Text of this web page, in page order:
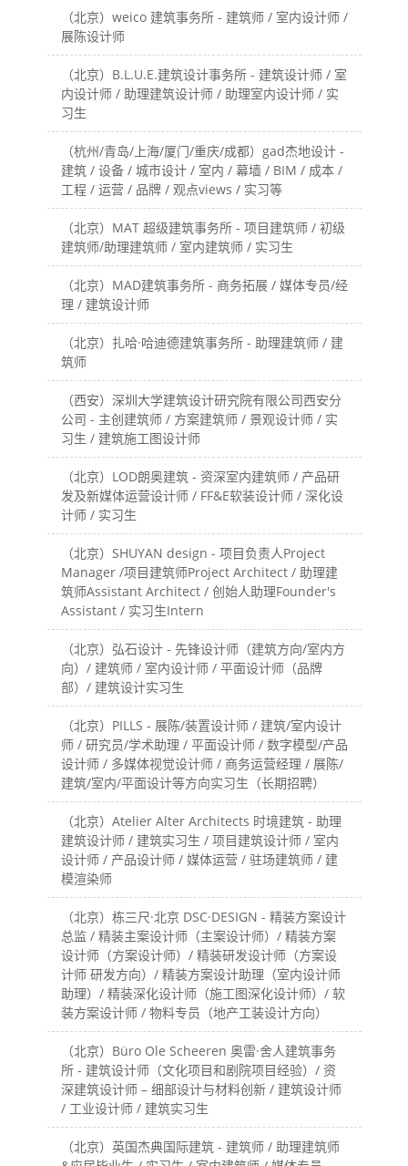
（北京）weico 建筑事务所 - 建筑师 / 室内设计师 /
展陈设计师
（北京）B.L.U.E.建筑设计事务所 - 建筑设计师 / 室
内设计师 / 助理建筑设计师 / 助理室内设计师 / 实
习生
（杭州/青岛/上海/厦门/重庆/成都）gad杰地设计 -
建筑 / 设备 / 城市设计 / 室内 / 幕墙 / BIM / 成本 /
工程 / 运营 / 品牌 / 观点views / 实习等
（北京）MAT 超级建筑事务所 - 项目建筑师 / 初级
建筑师/助理建筑师 / 室内建筑师 / 实习生
（北京）MAD建筑事务所 - 商务拓展 / 媒体专员/经
理 / 建筑设计师
（北京）扎哈·哈迪德建筑事务所 - 助理建筑师 / 建
筑师
（西安）深圳大学建筑设计研究院有限公司西安分
公司 - 主创建筑师 / 方案建筑师 / 景观设计师 / 实
习生 / 建筑施工图设计师
（北京）LOD朗奥建筑 - 资深室内建筑师 / 产品研
发及新媒体运营设计师 / FF&E软装设计师 / 深化设
计师 / 实习生
（北京）SHUYAN design - 项目负责人Project
Manager /项目建筑师Project Architect / 助理建
筑师Assistant Architect / 创始人助理Founder's
Assistant / 实习生Intern
（北京）弘石设计 - 先锋设计师（建筑方向/室内方
向）/ 建筑师 / 室内设计师 / 平面设计师（品牌
部）/ 建筑设计实习生
（北京）PILLS - 展陈/装置设计师 / 建筑/室内设计
师 / 研究员/学术助理 / 平面设计师 / 数字模型/产品
设计师 / 多媒体视觉设计师 / 商务运营经理 / 展陈/
建筑/室内/平面设计等方向实习生（长期招聘）
（北京）Atelier Alter Architects 时境建筑 - 助理
建筑设计师 / 建筑实习生 / 项目建筑设计师 / 室内
设计师 / 产品设计师 / 媒体运营 / 驻场建筑师 / 建
模渲染师
（北京）栋三尺·北京 DSC·DESIGN - 精装方案设计
总监 / 精装主案设计师（主案设计师）/ 精装方案
设计师（方案设计师）/ 精装研发设计师（方案设
计师 研发方向）/ 精装方案设计助理（室内设计师
助理）/ 精装深化设计师（施工图深化设计师）/ 软
装方案设计师 / 物料专员（地产工装设计方向）
（北京）Büro Ole Scheeren 奥雷·舍人建筑事务
所 - 建筑设计师（文化项目和剧院项目经验）/ 资
深建筑设计师 – 细部设计与材料创新 / 建筑设计师
/ 工业设计师 / 建筑实习生
（北京）英国杰典国际建筑 - 建筑师 / 助理建筑师